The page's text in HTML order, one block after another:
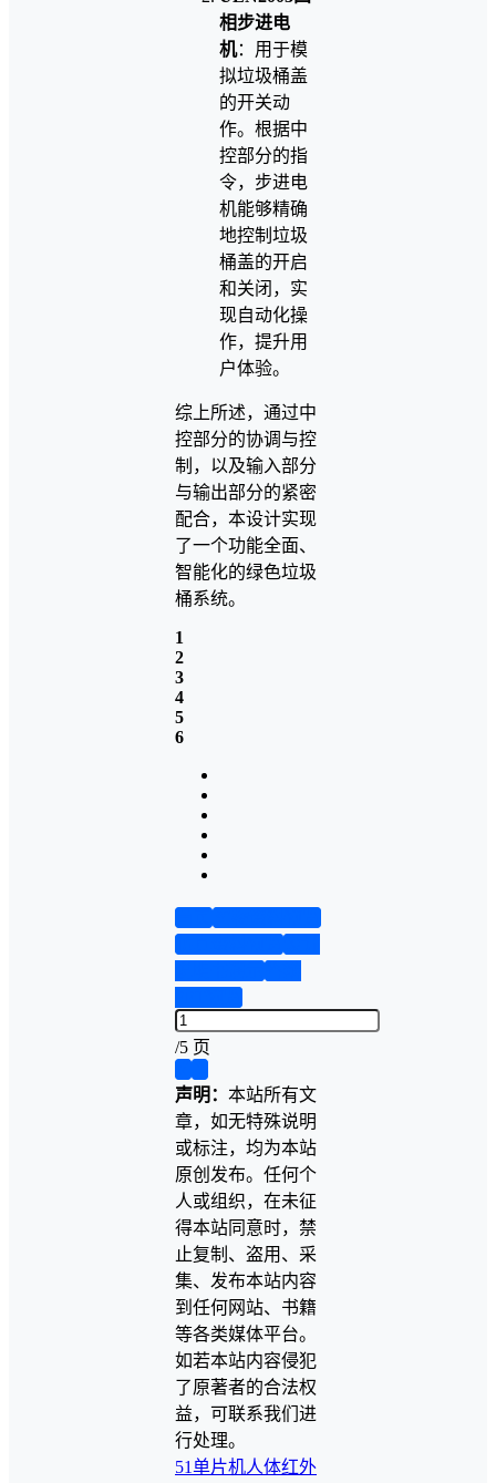
相步进电
机：用于模
拟垃圾桶盖
的开关动
作。根据中
控部分的指
令，步进电
机能够精确
地控制垃圾
桶盖的开启
和关闭，实
现自动化操
作，提升用
户体验。
综上所述，通过中
控部分的协调与控
制，以及输入部分
与输出部分的紧密
配合，本设计实现
了一个功能全面、
智能化的绿色垃圾
桶系统。
1
2
3
4
5
6
/5 页
声明： 本站所有文
章，如无特殊说明
或标注，均为本站
原创发布。任何个
人或组织，在未征
得本站同意时，禁
止复制、盗用、采
集、发布本站内容
到任何网站、书籍
等各类媒体平台。
如若本站内容侵犯
了原著者的合法权
益，可联系我们进
行处理。
51单片机人体红外